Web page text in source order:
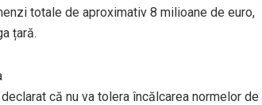
totale de aproximativ 8 milioane de euro,
țară.
că nu va tolera încălcarea normelor de